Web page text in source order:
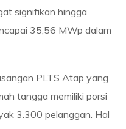
signifikan hingga
35,56 MWp dalam
PLTS Atap yang
tangga memiliki porsi
3.300 pelanggan. Hal